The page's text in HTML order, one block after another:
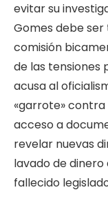
evitar su
Gomes debe
comisión
de las tensiones
acusa al
«garrote» contra
acceso a
revelar nuevas
lavado de
fallecido